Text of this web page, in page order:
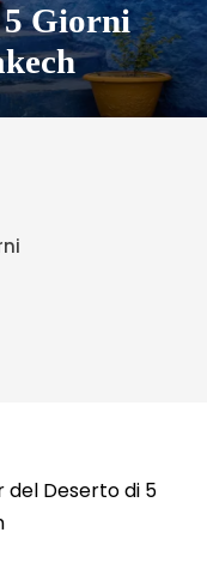
5 Giorni
del Deserto di 5